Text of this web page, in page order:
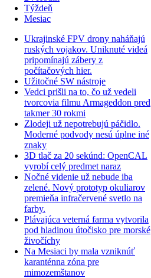
Týždeň
Mesiac
Ukrajinské FPV drony naháňajú
ruských vojakov. Uniknuté videá
pripomínajú zábery z
počítačových hier.
Užitočné SW nástroje
Vedci prišli na to, čo už vedeli
tvorcovia filmu Armageddon pred
takmer 30 rokmi
Zlodeji už nepotrebujú páčidlo.
Moderné podvody nesú úplne iné
znaky
3D tlač za 20 sekúnd: OpenCAL
vyrobí celý predmet naraz
Nočné videnie už nebude iba
zelené. Nový prototyp okuliarov
premieňa infračervené svetlo na
farby.
Plávajúca veterná farma vytvorila
pod hladinou útočisko pre morské
živočíchy
Na Mesiaci by mala vzniknúť
karanténna zóna pre
mimozemštanov